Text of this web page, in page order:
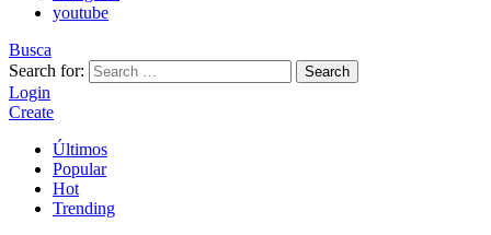
youtube
Busca
Search for:
Search
Login
Create
Últimos
Popular
Hot
Trending